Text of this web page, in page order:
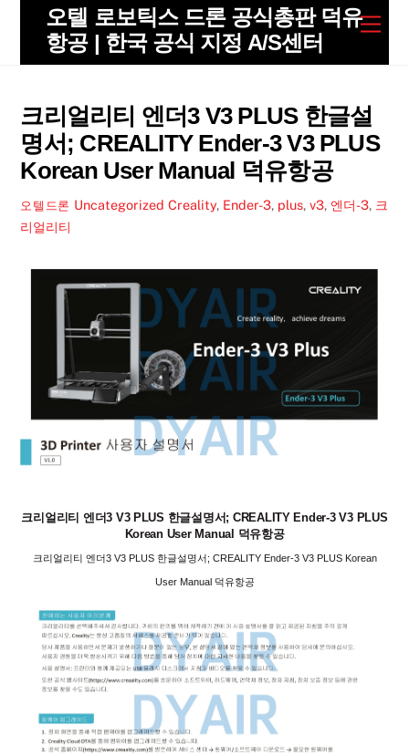
content
오텔 로보틱스 드론 공식총판 덕유
항공 | 한국 공식 지정 A/S센터
크리얼리티 엔더3 V3 PLUS 한글설
명서; CREALITY Ender-3 V3 PLUS
Korean User Manual 덕유항공
오텔드론 Uncategorized Creality, Ender-3, plus, v3, 엔더-3, 크
리얼리티
크리얼리티 엔더3 V3 PLUS 한글설명서; CREALITY Ender-3 V3 PLUS
Korean User Manual 덕유항공
크리얼리티 엔더3 V3 PLUS 한글설명서; CREALITY Ender-3 V3 PLUS Korean
User Manual 덕유항공